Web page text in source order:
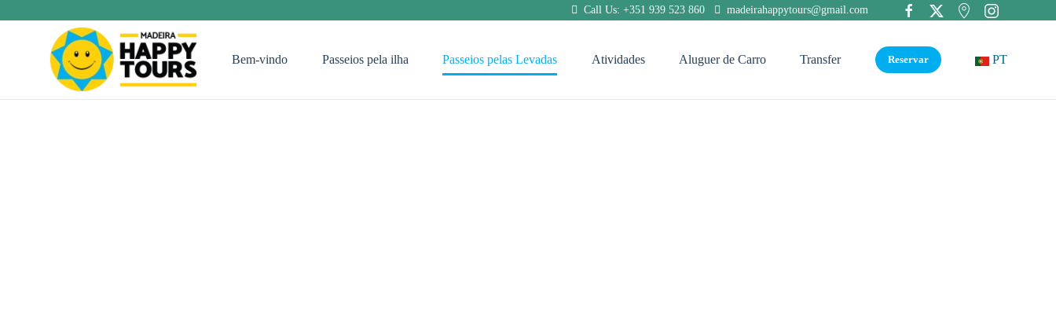
Skip
main
Call Us: +351 939 523 860 madeirahappytours@gmail.com
Bem-vindo Passeios pela ilha Passeios pelas Levadas Atividades Aluguer de Carro Transfer Reservar PT